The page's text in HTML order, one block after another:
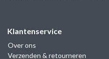
Klantenservice
Over ons
Verzenden & retourneren